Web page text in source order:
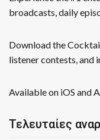
broadcasts, daily
Download the
listener contests, and
Available on iOS and
Τελευταίες